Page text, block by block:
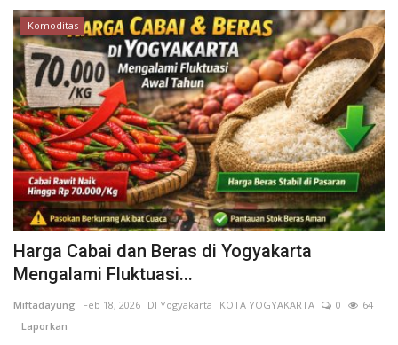
Komoditas
Harga Cabai dan Beras di Yogyakarta
Mengalami Fluktuasi...
Miftadayung Feb 18, 2026 DI Yogyakarta KOTA YOGYAKARTA 0
64
Laporkan